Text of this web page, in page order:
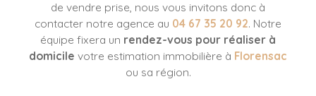
de vendre prise, nous vous invitons donc à
contacter notre agence au 04 67 35 20 92. Notre
équipe fixera un rendez-vous pour réaliser à
domicile votre estimation immobilière à Florensac
ou sa région.